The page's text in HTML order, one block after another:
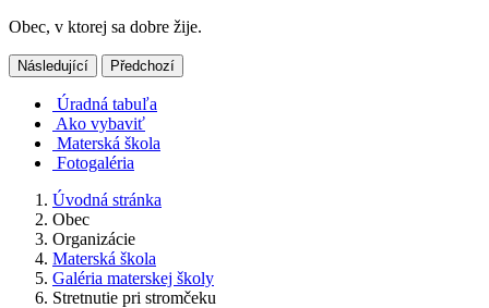
Obec, v ktorej sa dobre žije.
Následující Předchozí
Úradná tabuľa
Ako vybaviť
Materská škola
Fotogaléria
Úvodná stránka
Obec
Organizácie
Materská škola
Galéria materskej školy
Stretnutie pri stromčeku